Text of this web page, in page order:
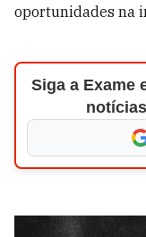
oportunidades na
Siga a Exame